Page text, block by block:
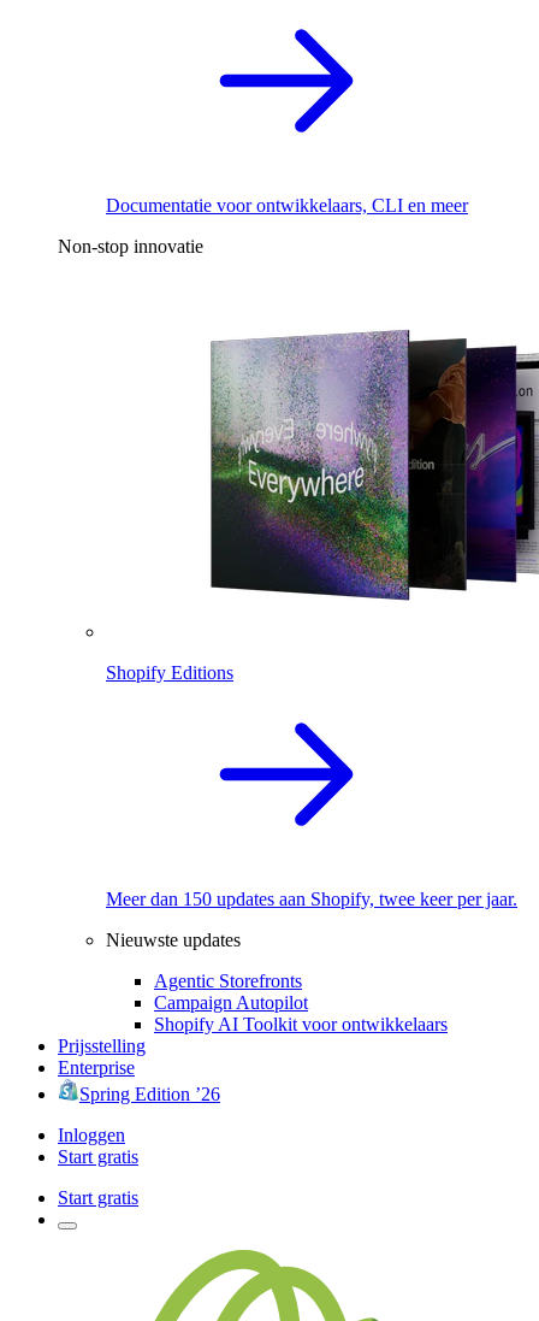
Documentatie voor ontwikkelaars, CLI en meer
Non-stop innovatie
Shopify Editions
Meer dan 150 updates aan Shopify, twee keer per jaar.
Nieuwste updates
Agentic Storefronts
Campaign Autopilot
Shopify AI Toolkit voor ontwikkelaars
Prijsstelling
Enterprise
Spring Edition ’26
Inloggen
Start gratis
Start gratis